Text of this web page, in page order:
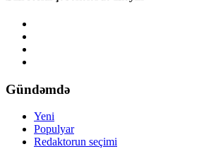
Gündəmdə
Yeni
Populyar
Redaktorun seçimi